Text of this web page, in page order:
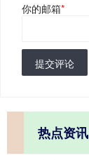
你的邮箱*
提交评论
热点资讯